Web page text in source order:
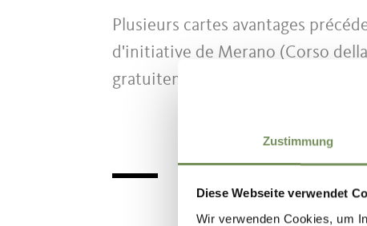
Zustimmung
Diese Webseite verwendet
Wir verwenden Cookies, um
Plusieurs cartes avantages
d'initiative de Merano (Corso
gratuitement aux hôtes des